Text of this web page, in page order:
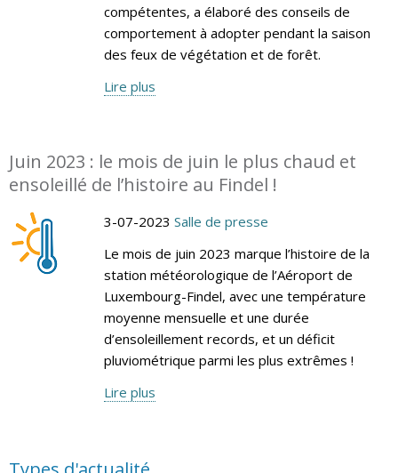
compétentes, a élaboré des conseils de
comportement à adopter pendant la saison
des feux de végétation et de forêt.
Lire plus
Juin 2023 : le mois de juin le plus chaud et
ensoleillé de l’histoire au Findel !
3-07-2023 Salle de presse
Le mois de juin 2023 marque l’histoire de la
station météorologique de l’Aéroport de
Luxembourg-Findel, avec une température
moyenne mensuelle et une durée
d’ensoleillement records, et un déficit
pluviométrique parmi les plus extrêmes !
Lire plus